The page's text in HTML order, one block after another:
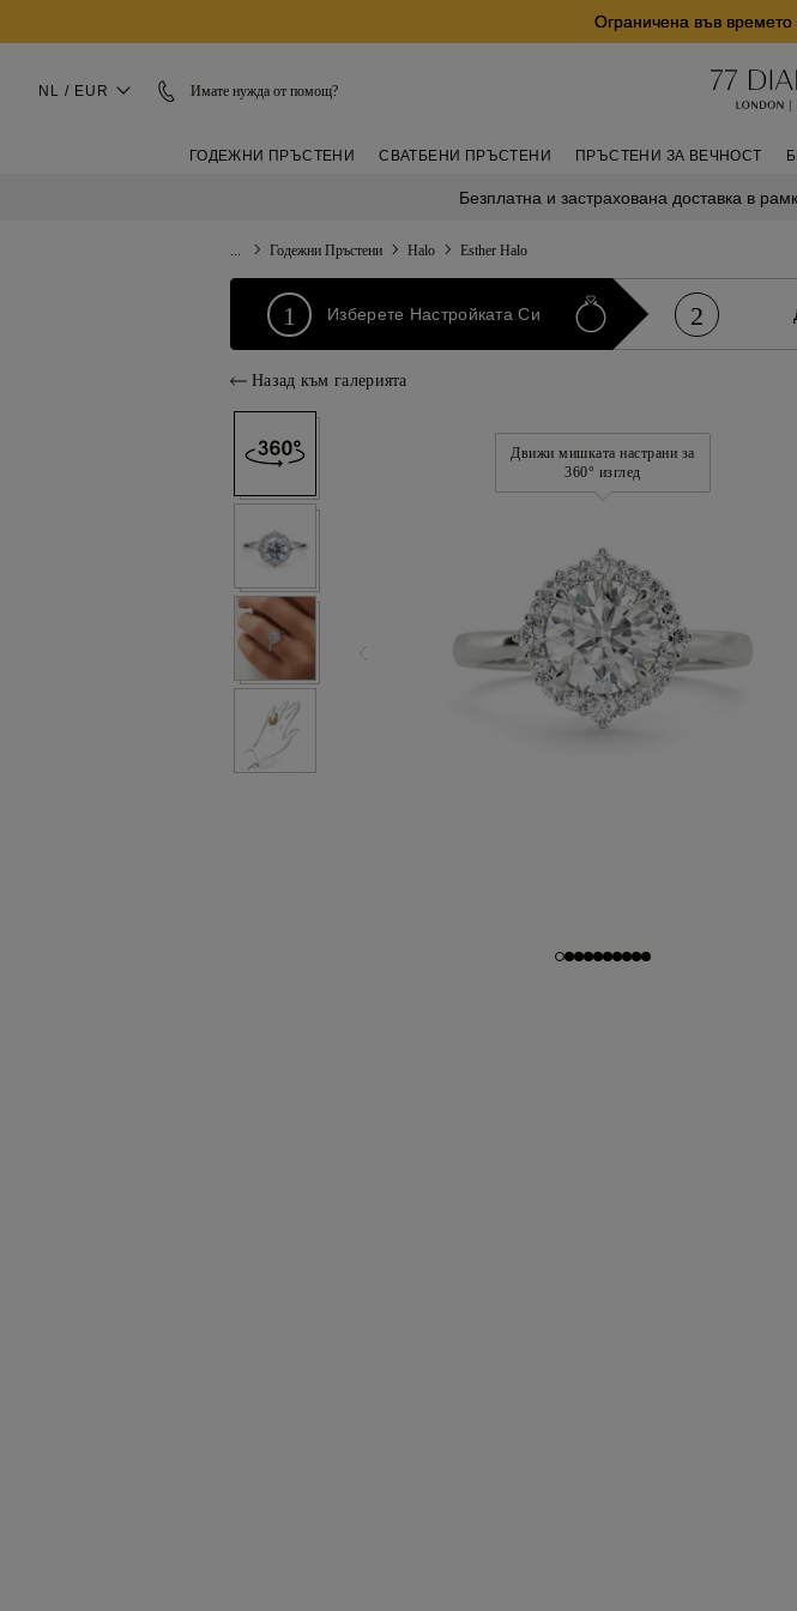
Ограничена във
NL / EUR Имате нужда от помощ?
ГОДЕЖНИ ПРЪСТЕНИ СВАТБЕНИ ПРЪСТЕНИ ПРЪСТЕНИ ЗА ВЕЧНОСТ
Безплатна и застрахована доставка в
Годежни Пръстени Halo Esther Halo
1 Изберете Настройката Си 2
Назад към галерията
Движи мишката настрани за
360° изглед